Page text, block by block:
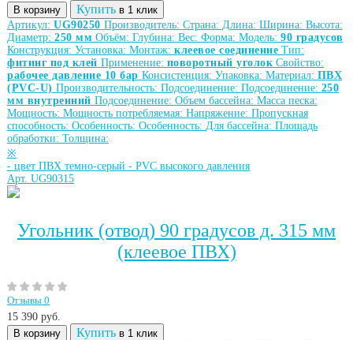
В корзину
Купить в 1 клик
Артикул: UG90250 Производитель: Страна: Длина: Ширина: Высота:
Диаметр: 250 мм Объём: Глубина: Вес: Форма: Модель: 90 градусов
Конструкция: Установка: Монтаж: клеевое соединение Тип:
фитинг под клей Применение: поворотный уголок Свойство:
рабочее давление 10 бар Консистенция: Упаковка: Материал: ПВХ
(PVC-U) Производительность: Подсоединение: Подсоединение: 250
мм внутренний Подсоединение: Объем бассейна: Масса песка:
Мощность: Мощность потребляемая: Напряжение: Пропускная
способность: Особенность: Особенность: Для бассейна: Площадь
обработки: Толщина:
※
- цвет ПВХ темно-серый - PVC высокого давления
Арт. UG90315
Угольник (отвод) 90 градусов д. 315 мм
(клеевое ПВХ)
Отзывы 0
15 390 руб.
В корзину
Купить в 1 клик